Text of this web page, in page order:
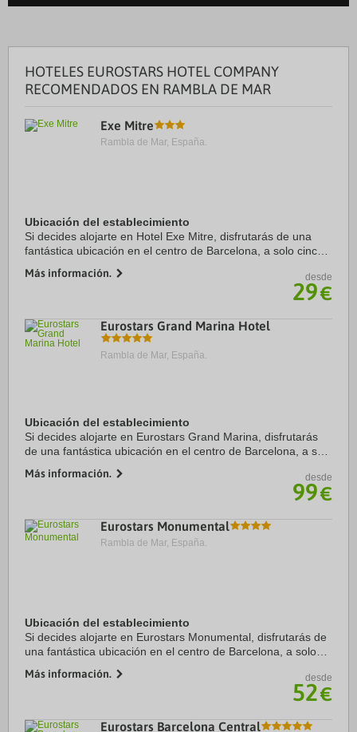
HOTELES EUROSTARS HOTEL COMPANY
RECOMENDADOS EN RAMBLA DE MAR
Exe Mitre
Rambla de Mar, España.
Ubicación del establecimiento
Si decides alojarte en Hotel Exe Mitre, disfrutarás de una
fantástica ubicación en el centro de Barcelona, a solo cinco
hotel se encuentra a 3,4 km ...
Más información. desde
29€
Eurostars Grand Marina Hotel
Rambla de Mar, España.
Ubicación del establecimiento
Si decides alojarte en Eurostars Grand Marina, disfrutarás
de una fantástica ubicación en el centro de Barcelona, a solo
Barcelona. Además, este hotel de ...
Más información. desde
99€
Eurostars Monumental
Rambla de Mar, España.
Ubicación del establecimiento
Si decides alojarte en Eurostars Monumental, disfrutarás de
una fantástica ubicación en el centro de Barcelona, a solo
Catalunya. Además, este hotel se ...
Más información. desde
52€
Eurostars Barcelona Central